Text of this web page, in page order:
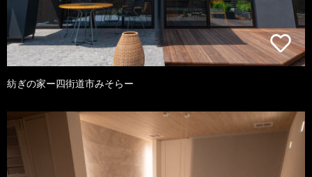
紡ぎの家ー四街道市みそらー